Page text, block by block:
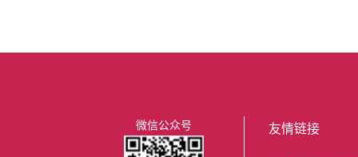
微信公众号 友情链接